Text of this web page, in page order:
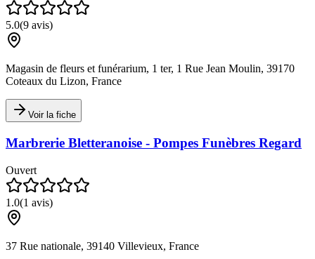
5.0(9 avis)
Magasin de fleurs et funérarium, 1 ter, 1 Rue Jean Moulin, 39170
Coteaux du Lizon, France
Voir la fiche
Marbrerie Bletteranoise - Pompes Funèbres Regard
Ouvert
1.0(1 avis)
37 Rue nationale, 39140 Villevieux, France